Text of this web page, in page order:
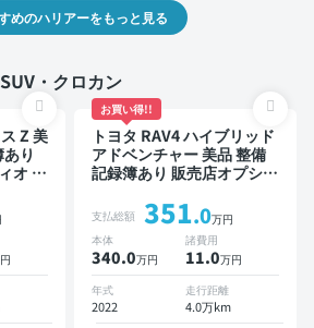
めのハリアーをもっと見る
・クロカン
Z 美
り
オ ※
トク
モニ
イ
お買い得!!
トヨタ RAV4 ハイブリッド
アドベンチャー 美品 整備
記録簿あり 販売店オプショ
ットモニター デジタルイン
ナーミラー オートクルーズ
スマートキー ETC バック
モニター ドライブレコーダ
ー 衝突軽減
支払総額 351.0万円
本体
340.0万円
諸費用
11.0万円
年式
2022
走行距離
4.0万km